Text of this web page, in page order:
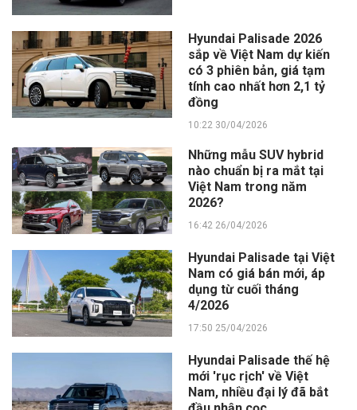
Hyundai Palisade 2026
sắp về Việt Nam dự kiến
có 3 phiên bản, giá tạm
tính cao nhất hơn 2,1 tỷ
đồng
10:22 30/04/2026
Những mẫu SUV hybrid
nào chuẩn bị ra mắt tại
Việt Nam trong năm
2026?
16:42 26/04/2026
Hyundai Palisade tại Việt
Nam có giá bán mới, áp
dụng từ cuối tháng
4/2026
17:50 25/04/2026
Hyundai Palisade thế hệ
mới 'rục rịch' về Việt
Nam, nhiều đại lý đã bắt